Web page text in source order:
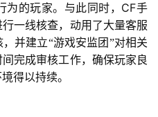
的玩家。与此同时， CF手
一线核查，动用了大量客服
并建立“游戏安监团”对相关
完成审核工作，确保玩家良
得以持续。